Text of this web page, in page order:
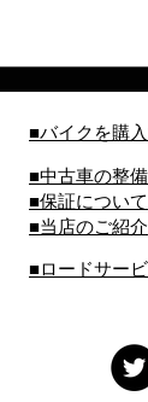
■バイクを購
■中古車の整
■保証について
■当店のご紹介
■ロードサー